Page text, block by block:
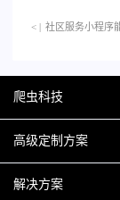
< | 社区服务小程序
爬虫科技
爬虫案例
关于爬虫
高级定制方案
H5互动营销
解决方案